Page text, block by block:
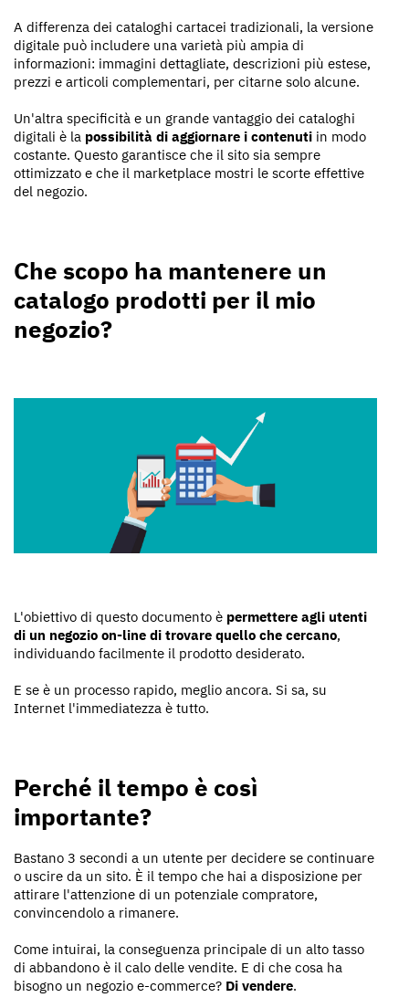
A differenza dei cataloghi cartacei tradizionali, la versione
digitale può includere una varietà più ampia di
informazioni: immagini dettagliate, descrizioni più estese,
prezzi e articoli complementari, per citarne solo alcune.
Un'altra specificità e un grande vantaggio dei cataloghi
digitali è la possibilità di aggiornare i contenuti in modo
costante. Questo garantisce che il sito sia sempre
ottimizzato e che il marketplace mostri le scorte effettive
del negozio.
Che scopo ha mantenere un
catalogo prodotti per il mio
negozio?
L'obiettivo di questo documento è permettere agli utenti
di un negozio on-line di trovare quello che cercano,
individuando facilmente il prodotto desiderato.
E se è un processo rapido, meglio ancora. Si sa, su
Internet l'immediatezza è tutto.
Perché il tempo è così
importante?
Bastano 3 secondi a un utente per decidere se continuare
o uscire da un sito. È il tempo che hai a disposizione per
attirare l'attenzione di un potenziale compratore,
convincendolo a rimanere.
Come intuirai, la conseguenza principale di un alto tasso
di abbandono è il calo delle vendite. E di che cosa ha
bisogno un negozio e-commerce? Di vendere.